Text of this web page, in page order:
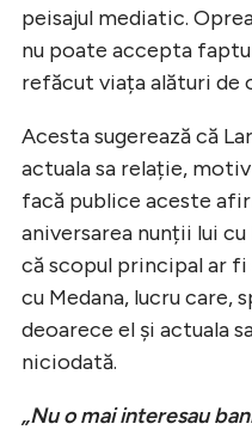
peisajul mediatic.
nu poate accepta
refăcut viața alături de
Acesta sugerează că
actuala sa relație,
facă publice aceste
aniversarea nunții lui
că scopul principal ar
cu Medana, lucru care,
deoarece el și actuala
niciodată.
„Nu o mai interesau